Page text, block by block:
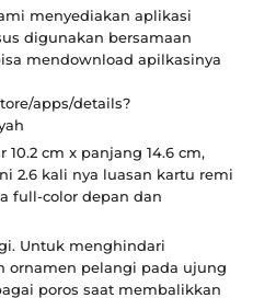
menyediakan aplikasi
digunakan bersamaan
mendownload apilkasinya
apps/details?
10.2 cm x panjang 14.6 cm,
2.6 kali nya luasan kartu remi
full-color depan dan
Untuk menghindari
ornamen pelangi pada ujung
poros saat membalikkan